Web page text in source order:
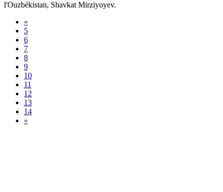
l'Ouzbékistan, Shavkat Mirziyoyev.
«
5
6
7
8
9
10
11
12
13
14
»